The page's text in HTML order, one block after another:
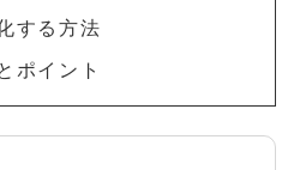
する方法
ポイント